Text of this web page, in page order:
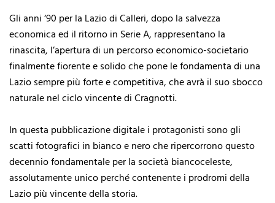
Gli anni ‘90 per la Lazio di Calleri, dopo la salvezza
economica ed il ritorno in Serie A, rappresentano la
rinascita, l’apertura di un percorso economico-societario
finalmente fiorente e solido che pone le fondamenta di una
Lazio sempre più forte e competitiva, che avrà il suo sbocco
naturale nel ciclo vincente di Cragnotti.
In questa pubblicazione digitale i protagonisti sono gli
scatti fotografici in bianco e nero che ripercorrono questo
decennio fondamentale per la società biancoceleste,
assolutamente unico perché contenente i prodromi della
Lazio più vincente della storia.